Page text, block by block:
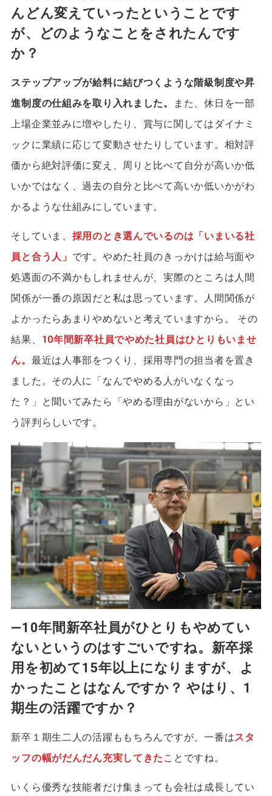
んどん変えていったということです
が、どのようなことをされたんです
か？
ステップアップが給料に結びつくような階級制度や昇
進制度の仕組みを取り入れました。
また、休日を一部
上場企業並みに増やしたり、賞与に関してはダイナミ
ックに業績に応じて変動させたりしています。相対評
価から絶対評価に変え、周りと比べて自分が高いか低
いかではなく、過去の自分と比べて高いか低いかがわ
かるような仕組みにしています。
そしていま、 採用のとき選んでいるのは「いまいる社
員と合う人」 です。やめた社員のきっかけは給与面や
処遇面の不満かもしれませんが、実際のところは人間
関係が一番の原因だと私は思っています。人間関係が
よかったらあまりやめないと考えていますから。 その
結果、 10年間新卒社員でやめた社員はひとりもいませ
ん。 最近は人事部をつくり、採用専門の担当者を置き
ました。その人に「なんでやめる人がいなくなっ
た？」と聞いてみたら「やめる理由がないから」とい
う評判らしいです。
―10年間新卒社員がひとりもやめてい
ないというのはすごいですね。新卒採
用を初めて15年以上になりますが、よ
かったことはなんですか？ やはり、1
期生の活躍ですか？
新卒１期生二人の活躍ももちろんですが、一番はスタ
ッフの幅がだんだん充実してきた ことですね。
いくら優秀な技能者だけ集まっても会社は成長してい